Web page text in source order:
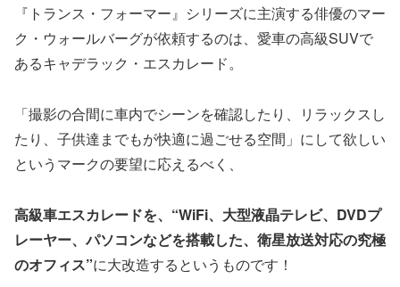
『トランス・フォーマー』シリーズに主演する俳優のマー
ク・ウォールバーグが依頼するのは、愛車の高級SUVで
あるキャデラック・エスカレード。
「撮影の合間に車内でシーンを確認したり、リラックスし
たり、子供達までもが快適に過ごせる空間」にして欲しい
というマークの要望に応えるべく、
高級車エスカレードを、“WiFi、大型液晶テレビ、DVDプ
レーヤー、パソコンなどを搭載した、衛星放送対応の究極
のオフィス”に大改造するというものです！